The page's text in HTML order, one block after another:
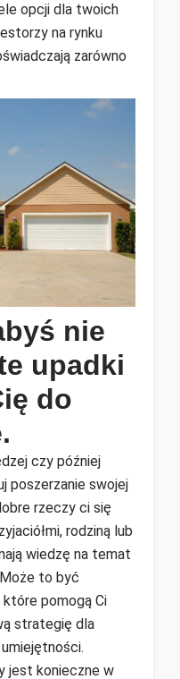
opcji dla twoich
na rynku
zarówno
nie
upadki
do
czy później
poszerzanie swojej
rzeczy ci się
rodziną lub
wiedzę na temat
to być
które pomogą Ci
strategię dla
jest konieczne w